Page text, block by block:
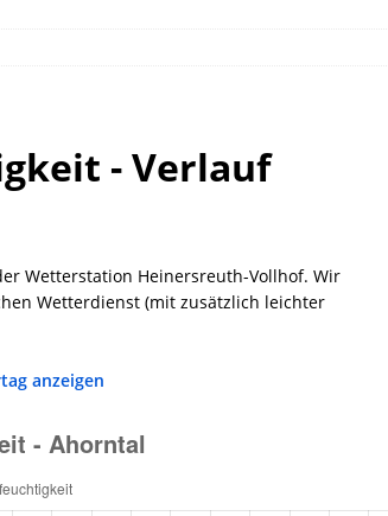
- Verlauf
Wetterstation Heinersreuth-Vollhof. Wir
Wetterdienst (mit zusätzlich leichter
anzeigen